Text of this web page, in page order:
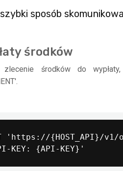
sposób
środków
zlecenie środków do
'https://{HOST_API}/